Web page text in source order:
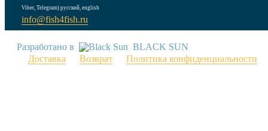
Viber, Telegram) русский, english
info@fish4fish.ru
Разработано в
BLACK SUN
Доставка
Возврат Политика конфиденциальности